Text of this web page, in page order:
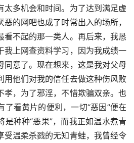
太多机会和时间。为了达到满足虚
的网吧也成了时常出入的场所，
看不起的那一类人。再后来，我恳
我上网查资料学习，因为我成绩一
同意了。现在想来，这是我对父母
用他们对我的信任去做这种伤风败
孝，为了邪淫，不惜欺骗双亲。也
了看黄片的便利，一切“恶因”便在
是种种“恶果”，而我正如温水煮青
受温柔杀戮的无知青蛙，我曾经令